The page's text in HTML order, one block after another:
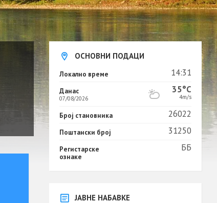
ОСНОВНИ ПОДАЦИ
Локално време 14:31
Данас
07/08/2026
35°C
4m/s
Број становника 26022
Поштански број 31250
Регистарске
ознаке
ББ
ЈАВНЕ НАБАВКЕ